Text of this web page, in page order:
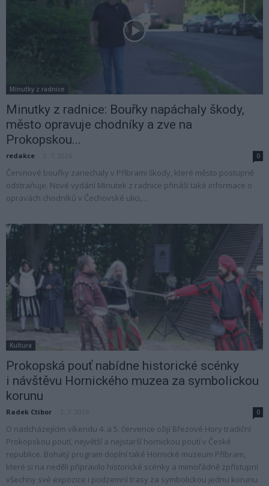
Minutky z radnice
Minutky z radnice: Bouřky napáchaly škody,
město opravuje chodníky a zve na
Prokopskou...
redakce 0
Červnové bouřky zanechaly v Příbrami škody, které město postupně
odstraňuje. Nové vydání Minutek z radnice přináší také informace o
opravách chodníků v Čechovské ulici,...
Kultura
Prokopská pouť nabídne historické scénky
i návštěvu Hornického muzea za symbolickou
korunu
Radek Ctibor 0
O nadcházejícím víkendu 4. a 5. července ožijí Březové Hory tradiční
Prokopskou poutí, největší a nejstarší hornickou poutí v České
republice. Bohatý program doplní také Hornické muzeum Příbram,
které si na neděli připravilo historické scénky a mimořádně zpřístupní
všechny své expozice i podzemní trasy za symbolickou jednu korunu.